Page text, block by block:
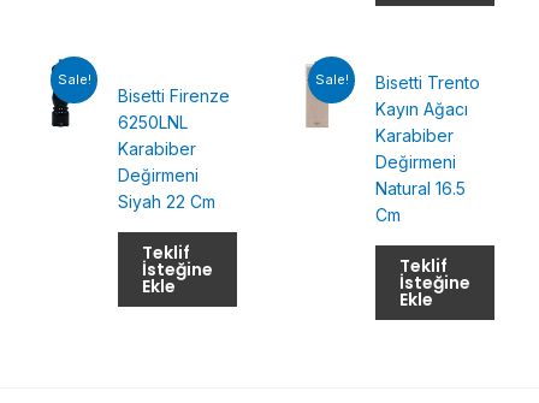
Sale!
Bisetti Firenze
6250LNL
Karabiber
Değirmeni
Siyah 22 Cm
Teklif
İsteğine
Ekle
Sale!
Bisetti Trento
Kayın Ağacı
Karabiber
Değirmeni
Natural 16.5
Cm
Teklif
İsteğine
Ekle